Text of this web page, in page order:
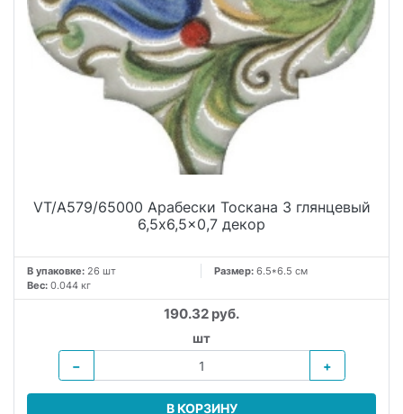
VT/A579/65000 Арабески Тоскана 3 глянцевый
6,5x6,5x0,7 декор
В упаковке: 26 шт Размер: 6.5*6.5 см
Вес: 0.044 кг
190.32 руб.
шт
−
+
В КОРЗИНУ